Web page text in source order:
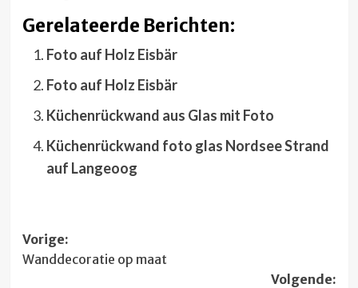
Gerelateerde Berichten:
Foto auf Holz Eisbär
Foto auf Holz Eisbär
Küchenrückwand aus Glas mit Foto
Küchenrückwand foto glas Nordsee Strand
auf Langeoog
Bericht
navigatie
Vorige:
Wanddecoratie op maat
Volgende: